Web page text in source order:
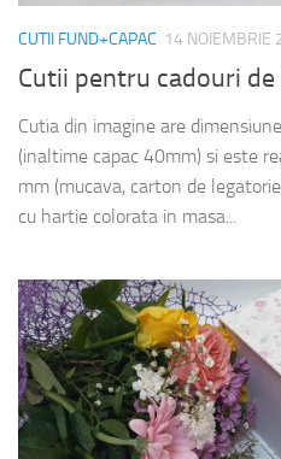
CUTII FUND+CAPAC 14 NOIEMBRIE
Cutii pentru cadouri
Cutia din imagine are
(inaltime capac 40mm) si este
mm (mucava, carton de
cu hartie colorata in masa...